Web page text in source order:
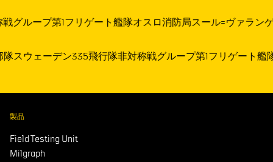
グループ第1フリゲート艦隊オスロ消防局スール=ヴァラン
隊スウェーデン335飛行隊非対称戦グループ第1フリゲート艦
製品
Field Testing Unit
Milgraph